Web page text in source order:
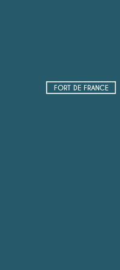
FORT DE FRANCE